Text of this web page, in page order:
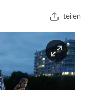
teilen